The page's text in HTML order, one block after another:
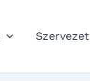
Szervezet